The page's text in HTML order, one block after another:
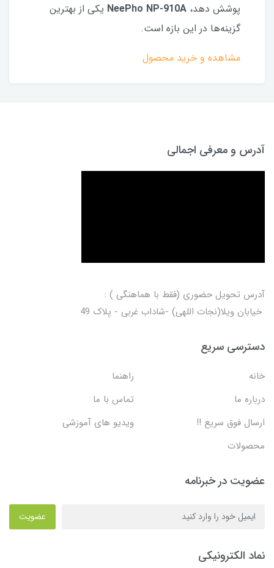
پوشش دهد، NeePho NP-910A یکی از بهترین
گزینه‌ها در این بازه است.
مشاهده و خرید محصول
آدرس و معرفی اجمالی
آدرس تحویل حضوری (فقط با هماهنگی ) :
خیابان ویلا(نجات اللهی) -شاداب غربی - پلاک 49
دسترسی سریع
خانه
راهنما
درباره ما
تماس با ما
ارسال فوق سریع !!
ویدیو های آموزشی
محصولات
عضویت در خبرنامه
عضویت
نماد الکترونیکی